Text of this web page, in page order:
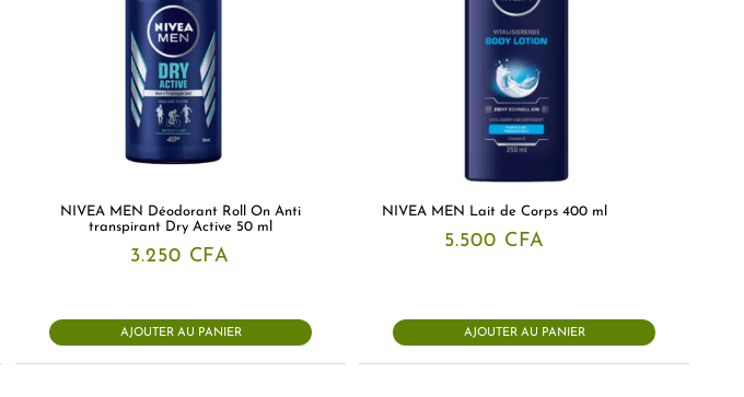
NIVEA MEN Déodorant Roll On Anti
transpirant Dry Active 50 ml
3.250 CFA
AJOUTER AU PANIER
NIVEA MEN Lait de Corps 400 ml
5.500 CFA
AJOUTER AU PANIER